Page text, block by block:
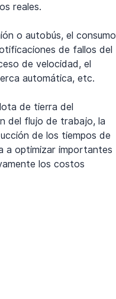
reales.
o autobús, el consumo
de fallos del
de velocidad, el
automática, etc.
de tierra del
del flujo de trabajo, la
de los tiempos de
a optimizar importantes
los costos